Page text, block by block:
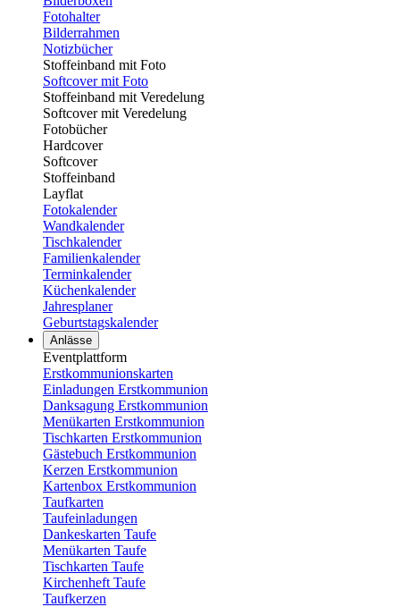
Fotohalter
Bilderrahmen
Notizbücher
Stoffeinband mit Foto
Softcover mit Foto
Stoffeinband mit Veredelung
Softcover mit Veredelung
Fotobücher
Hardcover
Softcover
Stoffeinband
Layflat
Fotokalender
Wandkalender
Tischkalender
Familienkalender
Terminkalender
Küchenkalender
Jahresplaner
Geburtstagskalender
Anlässe
Eventplattform
Erstkommunionskarten
Einladungen Erstkommunion
Danksagung Erstkommunion
Menükarten Erstkommunion
Tischkarten Erstkommunion
Gästebuch Erstkommunion
Kerzen Erstkommunion
Kartenbox Erstkommunion
Taufkarten
Taufeinladungen
Dankeskarten Taufe
Menükarten Taufe
Tischkarten Taufe
Kirchenheft Taufe
Taufkerzen